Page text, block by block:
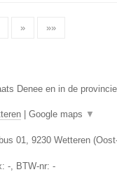
» »»
Denee en in de
| Google maps ▼
01, 9230 Wetteren(
-, BTW-nr: -